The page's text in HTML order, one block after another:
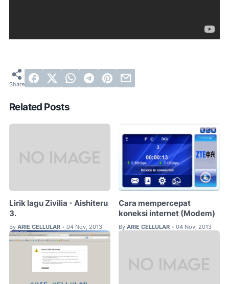
Related Posts
Lirik lagu Zivilia - Aishiteru
3.
By ARIE CELLULAR • 04 Nov, 2013
Cara mempercepat
koneksi internet (Modem)
By ARIE CELLULAR • 04 Nov, 2013